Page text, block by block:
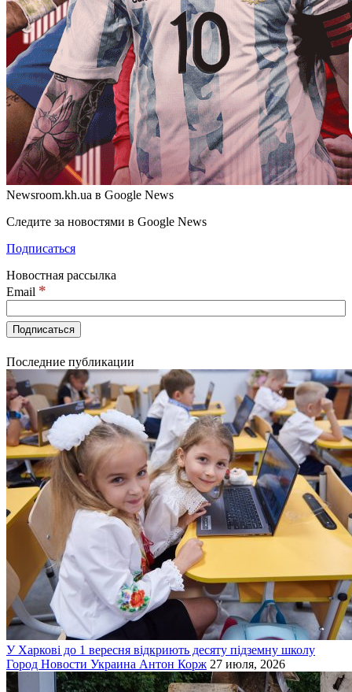
Newsroom.kh.ua в Google News
Следите за новостями в Google News
Подписаться
Новостная рассылка
Email *
Последние публикации
У Харкові до 1 вересня відкриють десяту підземну школу
Город Новости Украина Антон Корж 27 июля, 2026